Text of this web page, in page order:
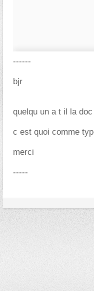
------
bjr
quelqu un a t il la
c est quoi comme
merci
-----